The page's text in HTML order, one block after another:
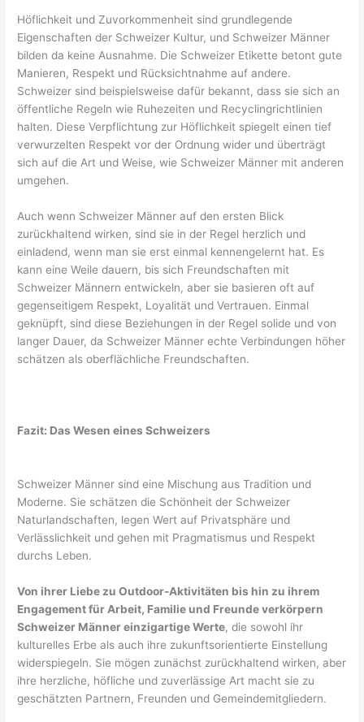
Höflichkeit und Zuvorkommenheit sind grundlegende
Eigenschaften der Schweizer Kultur, und Schweizer Männer
bilden da keine Ausnahme. Die Schweizer Etikette betont gute
Manieren, Respekt und Rücksichtnahme auf andere.
Schweizer sind beispielsweise dafür bekannt, dass sie sich an
öffentliche Regeln wie Ruhezeiten und Recyclingrichtlinien
halten. Diese Verpflichtung zur Höflichkeit spiegelt einen tief
verwurzelten Respekt vor der Ordnung wider und überträgt
sich auf die Art und Weise, wie Schweizer Männer mit anderen
umgehen.
Auch wenn Schweizer Männer auf den ersten Blick
zurückhaltend wirken, sind sie in der Regel herzlich und
einladend, wenn man sie erst einmal kennengelernt hat. Es
kann eine Weile dauern, bis sich Freundschaften mit
Schweizer Männern entwickeln, aber sie basieren oft auf
gegenseitigem Respekt, Loyalität und Vertrauen. Einmal
geknüpft, sind diese Beziehungen in der Regel solide und von
langer Dauer, da Schweizer Männer echte Verbindungen höher
schätzen als oberflächliche Freundschaften.
Fazit: Das Wesen eines Schweizers
Schweizer Männer sind eine Mischung aus Tradition und
Moderne. Sie schätzen die Schönheit der Schweizer
Naturlandschaften, legen Wert auf Privatsphäre und
Verlässlichkeit und gehen mit Pragmatismus und Respekt
durchs Leben.
Von ihrer Liebe zu Outdoor-Aktivitäten bis hin zu ihrem
Engagement für Arbeit, Familie und Freunde verkörpern
Schweizer Männer einzigartige Werte, die sowohl ihr
kulturelles Erbe als auch ihre zukunftsorientierte Einstellung
widerspiegeln. Sie mögen zunächst zurückhaltend wirken, aber
ihre herzliche, höfliche und zuverlässige Art macht sie zu
geschätzten Partnern, Freunden und Gemeindemitgliedern.